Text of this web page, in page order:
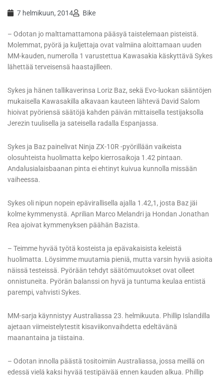
7 helmikuun, 2014 Bike
– Odotan jo malttamattamona pääsyä taistelemaan pisteistä.
Molemmat, pyörä ja kuljettaja ovat valmiina aloittamaan uuden
MM-kauden, numerolla 1 varustettua Kawasakia käskyttävä Sykes
lähettää terveisensä haastajilleen.
Sykes ja hänen tallikaverinsa Loriz Baz, sekä Evo-luokan sääntöjen
mukaisella Kawasakilla alkavaan kauteen lähtevä David Salom
hioivat pyöriensä säätöjä kahden päivän mittaisella testijaksolla
Jerezin tuulisella ja sateisella radalla Espanjassa.
Sykes ja Baz painelivat Ninja ZX-10R -pyörillään vaikeista
olosuhteista huolimatta kelpo kierrosaikoja 1.42 pintaan.
Andalusialaisbaanan pinta ei ehtinyt kuivua kunnolla missään
vaiheessa.
Sykes oli nipun nopein epävirallisella ajalla 1.42,1, josta Baz jäi
kolme kymmenystä. Aprilian Marco Melandri ja Hondan Jonathan
Rea ajoivat kymmenyksen päähän Bazista.
– Teimme hyvää työtä kosteista ja epävakaisista keleistä
huolimatta. Löysimme muutamia pieniä, mutta varsin hyviä asioita
näissä testeissä. Pyörään tehdyt säätömuutokset ovat olleet
onnistuneita. Pyörän balanssi on hyvä ja tuntuma keulaa entistä
parempi, vahvisti Sykes.
MM-sarja käynnistyy Australiassa 23. helmikuuta. Phillip Islandilla
ajetaan viimeistelytestit kisaviikonvaihdetta edeltävänä
maanantaina ja tiistaina.
– Odotan innolla päästä tositoimiin Australiassa, jossa meillä on
edessä vielä kaksi hyvää testipäivää ennen kauden alkua. Phillip